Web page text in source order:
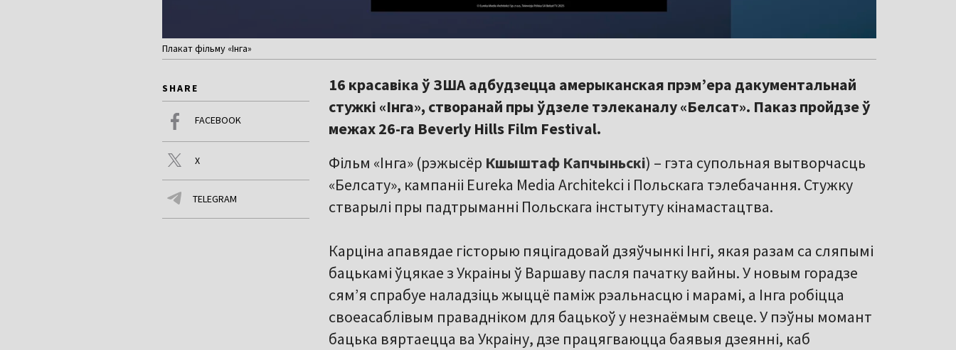
Плакат фільму «Інга»
SHARE
FACEBOOK
X
TELEGRAM
16 красавіка ў ЗША адбудзецца амерыканская прэм’ера дакументальнай
стужкі «Інга», створанай пры ўдзеле тэлеканалу «Белсат». Паказ пройдзе ў
межах 26-га Beverly Hills Film Festival.
Фільм «Інга» (рэжысёр Кшыштаф Капчыньскі) – гэта супольная вытворчасць
«Белсату», кампаніі Eureka Media Architekci і Польскага тэлебачання. Стужку
стварылі пры падтрыманні Польскага інстытуту кінамастацтва.
Карціна апавядае гісторыю пяцігадовай дзяўчынкі Інгі, якая разам са сляпымі
бацькамі ўцякае з Украіны ў Варшаву пасля пачатку вайны. У новым горадзе
сям’я спрабуе наладзіць жыццё паміж рэальнасцю і марамі, а Інга робіцца
своеасаблівым правадніком для бацькоў у незнаёмым свеце. У пэўны момант
бацька вяртаецца ва Украіну, дзе працягваюцца баявыя дзеянні, каб